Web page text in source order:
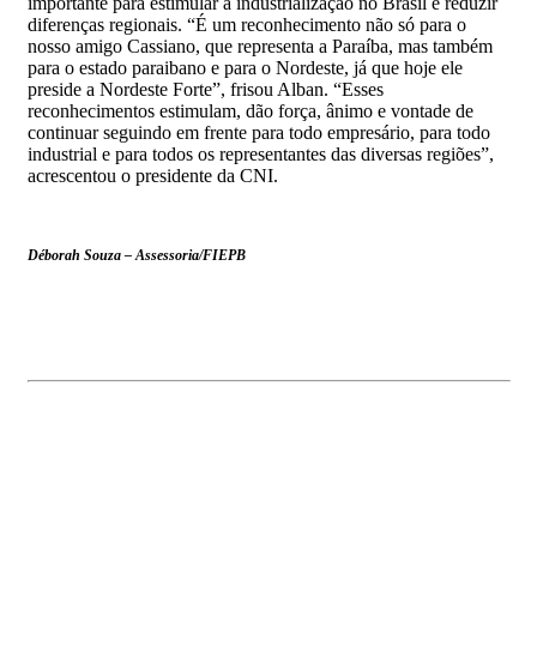
diferenças regionais. “É um reconhecimento não só para o
nosso amigo Cassiano, que representa a Paraíba, mas também
para o estado paraibano e para o Nordeste, já que hoje ele
preside a Nordeste Forte”, frisou Alban. “Esses
reconhecimentos estimulam, dão força, ânimo e vontade de
continuar seguindo em frente para todo empresário, para todo
industrial e para todos os representantes das diversas regiões”,
acrescentou o presidente da CNI.
Déborah Souza – Assessoria/FIEPB